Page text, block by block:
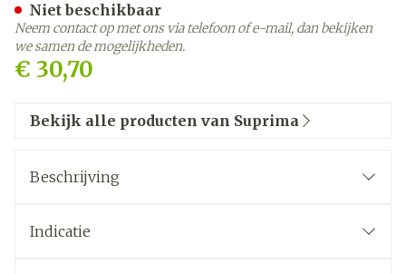
€ 30,70
Niet beschikbaar
Neem contact op met ons via telefoon of e-mail, dan bekijken
we samen de mogelijkheden.
Bekijk alle producten van Suprima
Beschrijving
Indicatie